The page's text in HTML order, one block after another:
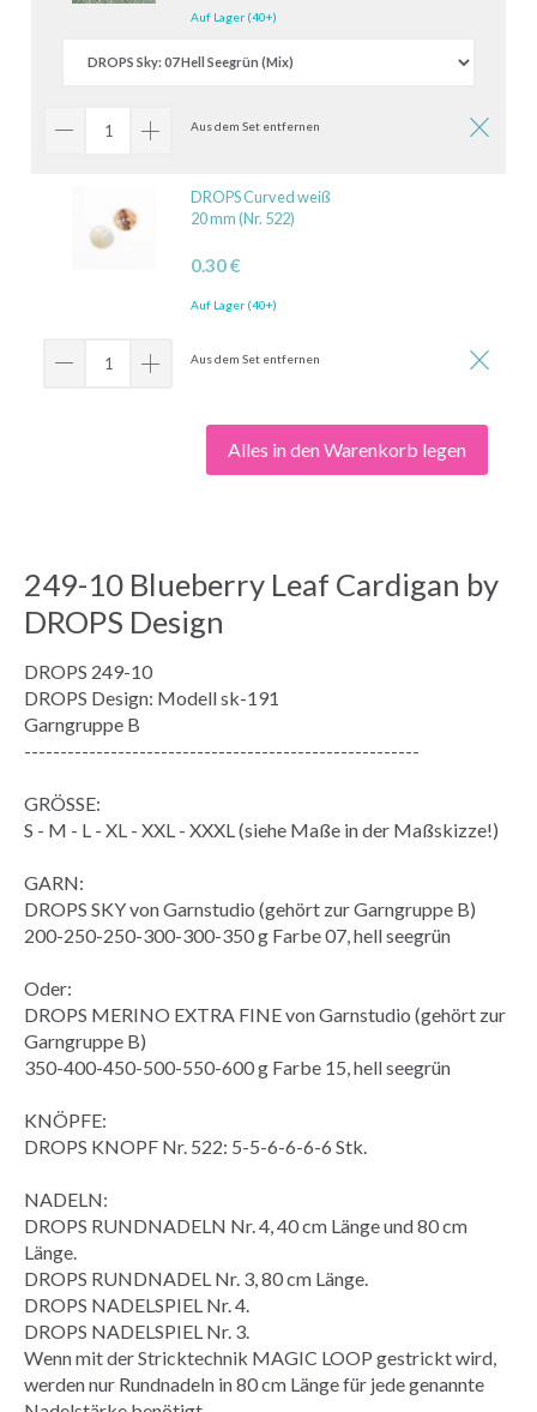
Auf Lager (40+)
Aus dem Set entfernen
DROPS Curved weiß
20 mm (Nr. 522)
0.30 €
Auf Lager (40+)
Aus dem Set entfernen
Alles in den Warenkorb legen
249-10 Blueberry Leaf Cardigan by
DROPS Design
DROPS 249-10
DROPS Design: Modell sk-191
Garngruppe B
-------------------------------------------------------
GRÖSSE:
S - M - L - XL - XXL - XXXL (siehe Maße in der Maßskizze!)
GARN:
DROPS SKY von Garnstudio (gehört zur Garngruppe B)
200-250-250-300-300-350 g Farbe 07, hell seegrün
Oder:
DROPS MERINO EXTRA FINE von Garnstudio (gehört zur
Garngruppe B)
350-400-450-500-550-600 g Farbe 15, hell seegrün
KNÖPFE:
DROPS KNOPF Nr. 522: 5-5-6-6-6-6 Stk.
NADELN:
DROPS RUNDNADELN Nr. 4, 40 cm Länge und 80 cm
Länge.
DROPS RUNDNADEL Nr. 3, 80 cm Länge.
DROPS NADELSPIEL Nr. 4.
DROPS NADELSPIEL Nr. 3.
Wenn mit der Stricktechnik MAGIC LOOP gestrickt wird,
werden nur Rundnadeln in 80 cm Länge für jede genannte